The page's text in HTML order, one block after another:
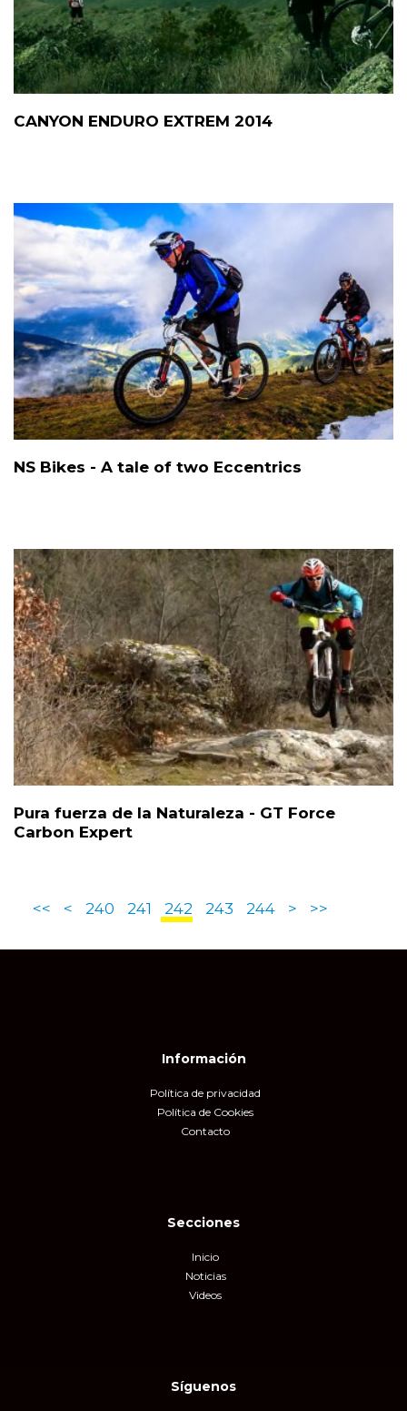
CANYON ENDURO EXTREM 2014
NS Bikes - A tale of two Eccentrics
Pura fuerza de la Naturaleza - GT Force
Carbon Expert
<< < 240 241 242 243 244 > >>
Información
Política de privacidad
Política de Cookies
Contacto
Síguenos
Secciones
Inicio
Noticias
Videos